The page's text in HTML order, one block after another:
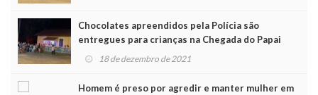
Chocolates apreendidos pela Polícia são
entregues para crianças na Chegada do Papai
Noel
18 de dezembro de 2021
Homem é preso por agredir e manter mulher em